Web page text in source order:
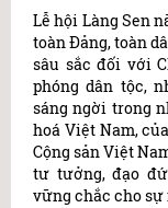
Lễ hội Làng Sen
toàn Đảng, toàn
sâu sắc đối với
phóng dân tộc,
sáng ngời trong
hoá Việt Nam,
Cộng sản Việt
tư tưởng, đạo
vững chắc cho sự